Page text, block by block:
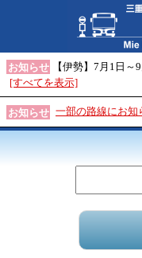
お知らせ
【伊勢】7月1日
[すべてを表示]
お知らせ 一部の路線にお知